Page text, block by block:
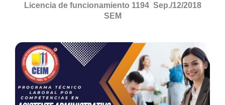
Licencia de funcionamiento 1194 Sep./12/2018
SEM